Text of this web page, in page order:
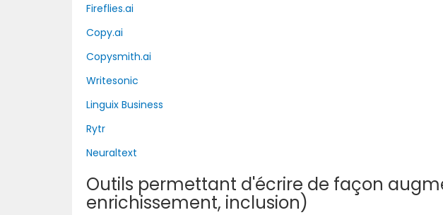
Fireflies.ai
Copy.ai
Copysmith.ai
Writesonic
Linguix Business
Rytr
Neuraltext
Outils permettant d'écrire de façon
enrichissement, inclusion)